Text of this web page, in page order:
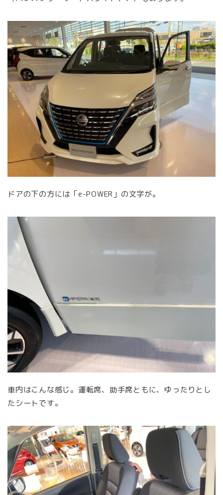
ドアの下の方には「e-POWER」の文字が。
車内はこんな感じ。運転席、助手席ともに、ゆったりとし
たシートです。